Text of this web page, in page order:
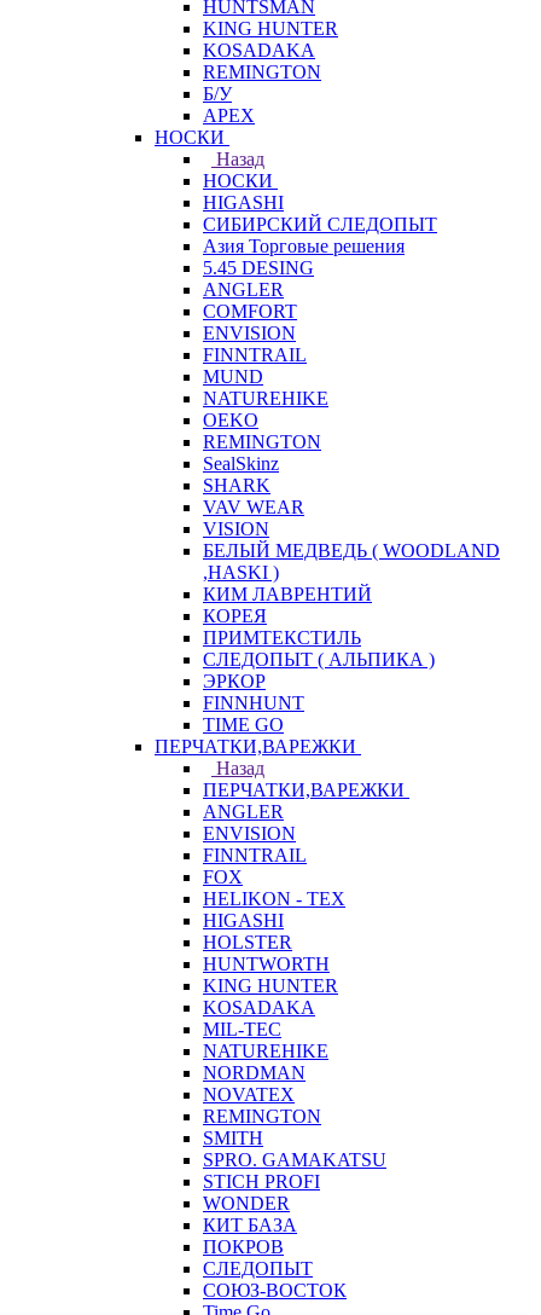
HUNTSMAN
KING HUNTER
KOSADAKA
REMINGTON
Б/У
APEX
НОСКИ
Назад
НОСКИ
HIGASHI
СИБИРСКИЙ СЛЕДОПЫТ
Азия Торговые решения
5.45 DESING
ANGLER
COMFORT
ENVISION
FINNTRAIL
MUND
NATUREHIKE
OEKO
REMINGTON
SealSkinz
SHARK
VAV WEAR
VISION
БЕЛЫЙ МЕДВЕДЬ ( WOODLAND
,HASKI )
КИМ ЛАВРЕНТИЙ
КОРЕЯ
ПРИМТЕКСТИЛЬ
СЛЕДОПЫТ ( АЛЬПИКА )
ЭРКОР
FINNHUNT
TIME GO
ПЕРЧАТКИ,ВАРЕЖКИ
Назад
ПЕРЧАТКИ,ВАРЕЖКИ
ANGLER
ENVISION
FINNTRAIL
FOX
HELIKON - TEX
HIGASHI
HOLSTER
HUNTWORTH
KING HUNTER
KOSADAKA
MIL-TEC
NATUREHIKE
NORDMAN
NOVATEX
REMINGTON
SMITH
SPRO. GAMAKATSU
STICH PROFI
WONDER
КИТ БАЗА
ПОКРОВ
СЛЕДОПЫТ
СОЮЗ-ВОСТОК